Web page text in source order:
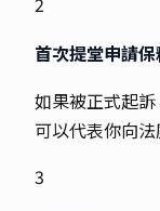
首次提堂申請
如果被正式起
可以代表你向法
3